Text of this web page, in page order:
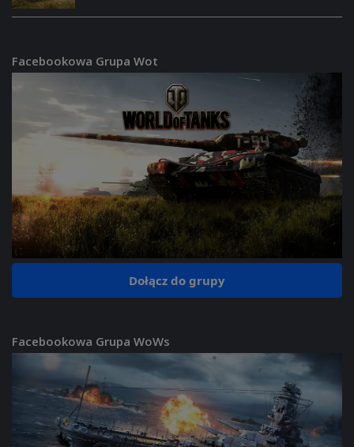
Facebookowa Grupa Wot
Dołącz do grupy
Facebookowa Grupa WoWs